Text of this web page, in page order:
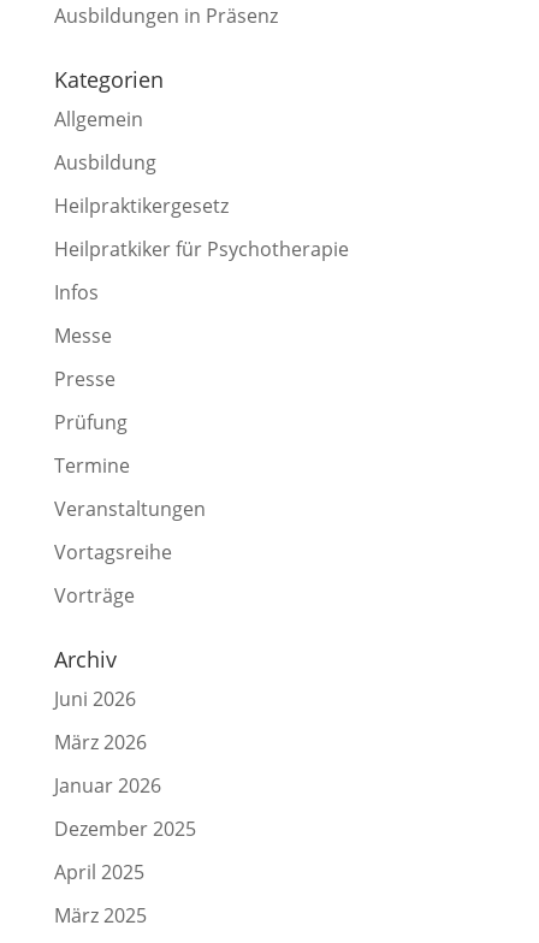
Ausbildungen in Präsenz
Kategorien
Allgemein
Ausbildung
Heilpraktikergesetz
Heilpratkiker für Psychotherapie
Infos
Messe
Presse
Prüfung
Termine
Veranstaltungen
Vortagsreihe
Vorträge
Archiv
Juni 2026
März 2026
Januar 2026
Dezember 2025
April 2025
März 2025